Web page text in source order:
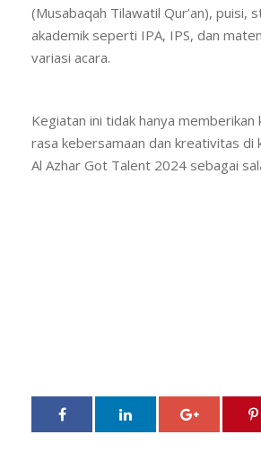
(Musabaqah Tilawatil Qur’an), puisi,
akademik seperti IPA, IPS, dan
variasi acara.
Kegiatan ini tidak hanya
rasa kebersamaan dan kreativitas di
Al Azhar Got Talent 2024 sebagai